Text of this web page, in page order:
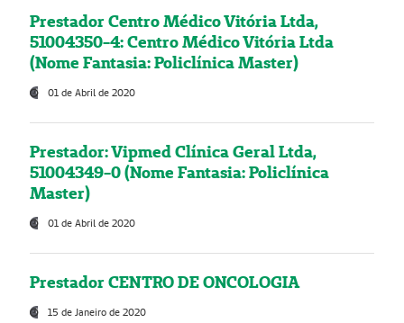
Prestador Centro Médico Vitória Ltda,
51004350-4: Centro Médico Vitória Ltda
(Nome Fantasia: Policlínica Master)
01 de Abril de 2020
Prestador: Vipmed Clínica Geral Ltda,
51004349-0 (Nome Fantasia: Policlínica
Master)
01 de Abril de 2020
Prestador CENTRO DE ONCOLOGIA
15 de Janeiro de 2020